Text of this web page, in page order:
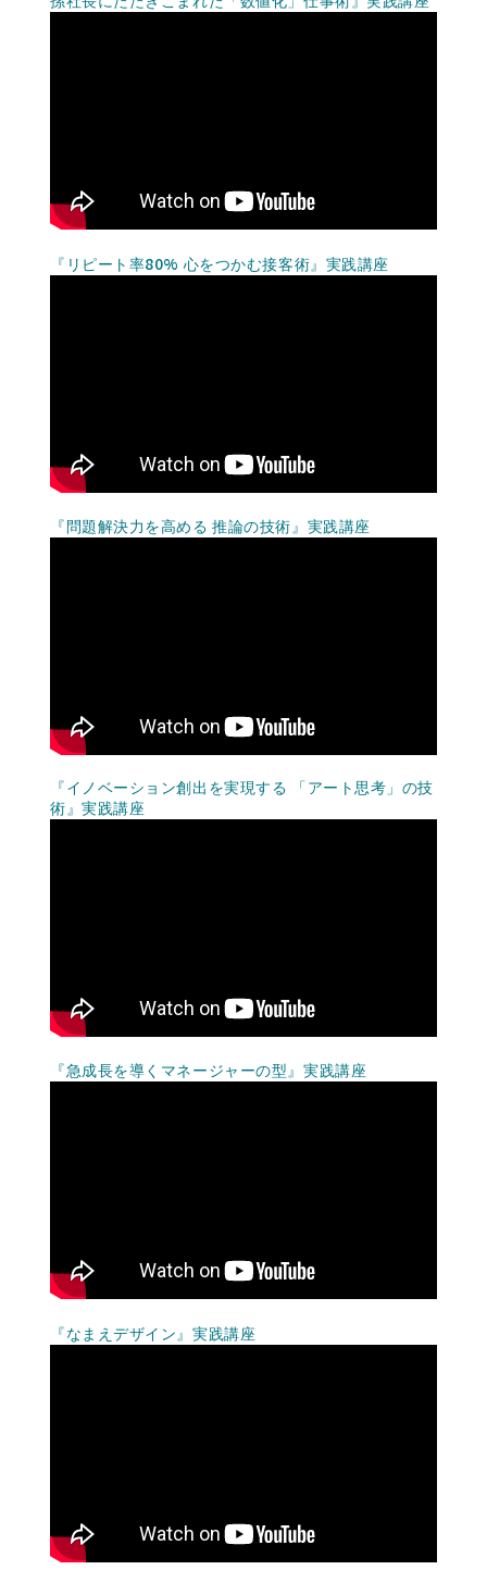
『リピート率80% 心をつかむ接客術』実践講座
『問題解決力を高める 推論の技術』実践講座
『イノベーション創出を実現する 「アート思考」の技
術』実践講座
『急成長を導くマネージャーの型』実践講座
『なまえデザイン』実践講座